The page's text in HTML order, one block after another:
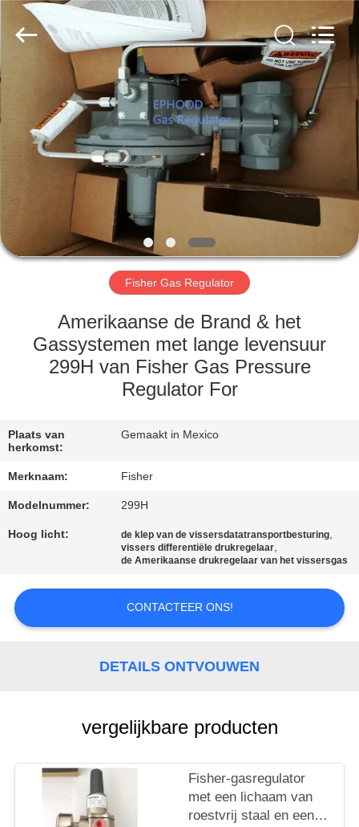
HUIS
PRODUCTEN
FABRIEKSTOCHT
KWALITEITSCONTROLE
NEEM
ONS
OP
EEN
OFFERTE
SITEMAP
PRIVACYBELEID
Automation
Equipment
Ltd..
Fisher Gas Regulator
Amerikaanse de Brand & het
Gassystemen met lange levensuur
299H van Fisher Gas Pressure
Regulator For
Plaats van
herkomst:
Gemaakt in Mexico
Merknaam: Fisher
Modelnummer: 299H
Hoog licht: de klep van de vissersdatatransportbesturing,
vissers differentiële drukregelaar,
de Amerikaanse drukregelaar van het vissersgas
CONTACTEER ONS!
DETAILS ONTVOUWEN
vergelijkbare producten
Fisher-gasregulator
met een lichaam van
roestvrij staal en een